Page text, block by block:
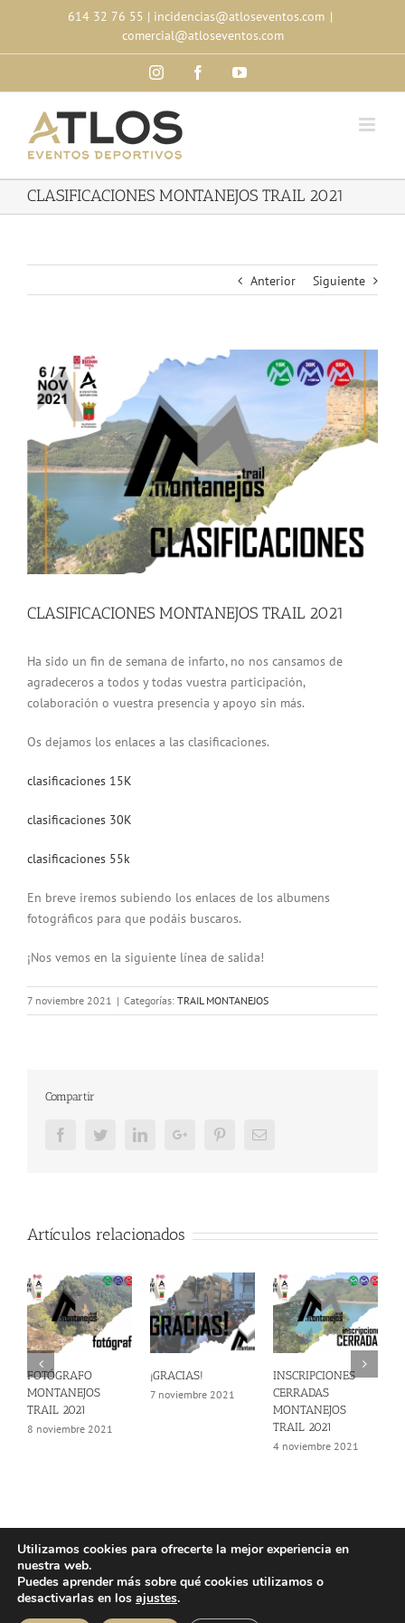
content
614 32 76 55 | incidencias@atloseventos.com |
comercial@atloseventos.com
InstagramFacebookYouTube
CLASIFICACIONES MONTANEJOS TRAIL 2021
Anterior Siguiente
imagen
más
CLASIFICACIONES MONTANEJOS TRAIL 2021
Ha sido un fin de semana de infarto, no nos cansamos de
agradeceros a todos y todas vuestra participación,
colaboración o vuestra presencia y apoyo sin más.
Os dejamos los enlaces a las clasificaciones.
clasificaciones 15K
clasificaciones 30K
clasificaciones 55k
En breve iremos subiendo los enlaces de los albumens
fotográficos para que podáis buscaros.
¡Nos vemos en la siguiente línea de salida!
7 noviembre 2021 | Categorías: TRAIL MONTANEJOS
Compartir
FacebookTwitterLinkedInGoogle+ PinterestEmail
Artículos relacionados
FOTÓGRAFO
MONTANEJOS
TRAIL 2021
8 noviembre 2021
¡GRACIAS!
7 noviembre 2021
INSCRIPCIONES
CERRADAS
MONTANEJOS
TRAIL 2021
4 noviembre 2021
© Copyright 2025 | Atlos Eventos Deportivos -
Privacidad·Política Cookies
Instagram
FacebookYouTube
Utilizamos cookies para ofrecerte la mejor experiencia en
nuestra web.
Puedes aprender más sobre qué cookies utilizamos o
desactivarlas en los ajustes.